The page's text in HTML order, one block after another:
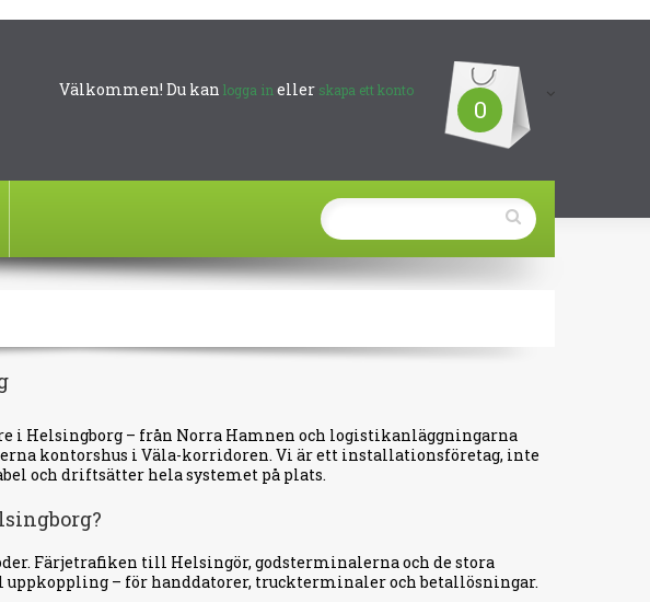
0
Välkommen! Du kan logga in eller skapa ett konto
i Helsingborg – från Norra Hamnen och logistikanläggningarna
kontorshus i Väla-korridoren. Vi är ett installationsföretag, inte
och driftsätter hela systemet på plats.
Färjetrafiken till Helsingör, godsterminalerna och de stora
– för handdatorer, truckterminaler och betallösningar.